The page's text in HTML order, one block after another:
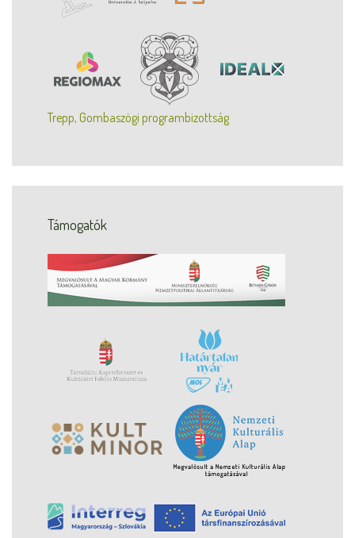
Trepp, Gombaszögi programbizottság
Támogatók